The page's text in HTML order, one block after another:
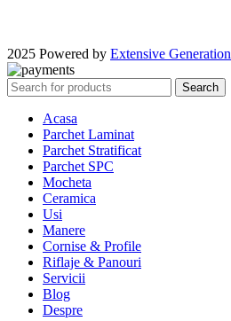
2025 Powered by Extensive Generation
Search
Acasa
Parchet Laminat
Parchet Stratificat
Parchet SPC
Mocheta
Ceramica
Usi
Manere
Cornise & Profile
Riflaje & Panouri
Servicii
Blog
Despre